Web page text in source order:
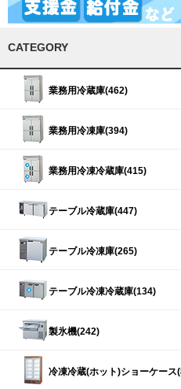
CATEGORY
業務用冷蔵庫(462)
業務用冷凍庫(394)
業務用冷凍冷蔵庫(415)
テーブル冷蔵庫(447)
テーブル冷凍庫(265)
テーブル冷凍冷蔵庫(134)
製氷機(242)
冷凍冷蔵(ホット)ショーケース